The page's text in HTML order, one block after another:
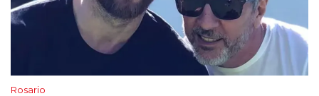
Rosario